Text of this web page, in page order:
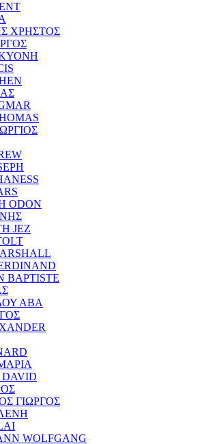
ΧΡΗΣΤΟΣ
ODON
JEZ
BAPTISTE
ΑΒΑ
ΓΙΩΡΓΟΣ
WOLFGANG